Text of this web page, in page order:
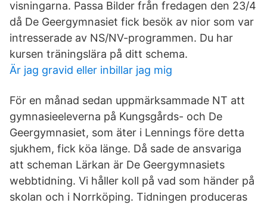
visningarna. Passa Bilder från fredagen den 23/4
då De Geergymnasiet fick besök av nior som var
intresserade av NS/NV-programmen. Du har
kursen träningslära på ditt schema.
Är jag gravid eller inbillar jag mig
För en månad sedan uppmärksammade NT att
gymnasieeleverna på Kungsgårds- och De
Geergymnasiet, som äter i Lennings före detta
sjukhem, fick köa länge. Då sade de ansvariga
att scheman Lärkan är De Geergymnasiets
webbtidning. Vi håller koll på vad som händer på
skolan och i Norrköping. Tidningen produceras